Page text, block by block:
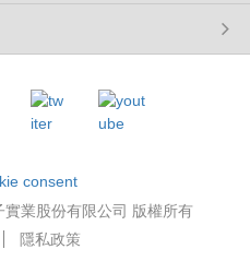
consent
業股份有限公司 版權所有
隱私政策